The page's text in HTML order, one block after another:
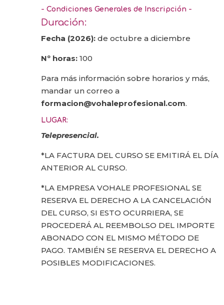
- Condiciones Generales de Inscripción -
Duración:
Fecha (2026): de octubre a diciembre
Nº horas: 100
Para más información sobre horarios y más,
mandar un correo a
formacion@vohaleprofesional.com.
LUGAR:
Telepresencial.
*LA FACTURA DEL CURSO SE EMITIRÁ EL DÍA
ANTERIOR AL CURSO.
*LA EMPRESA VOHALE PROFESIONAL SE
RESERVA EL DERECHO A LA CANCELACIÓN
DEL CURSO, SI ESTO OCURRIERA, SE
PROCEDERÁ AL REEMBOLSO DEL IMPORTE
ABONADO CON EL MISMO MÉTODO DE
PAGO. TAMBIÉN SE RESERVA EL DERECHO A
POSIBLES MODIFICACIONES.